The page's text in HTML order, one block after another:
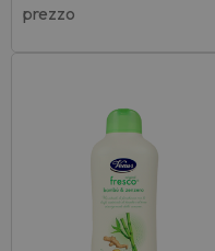
prezzo